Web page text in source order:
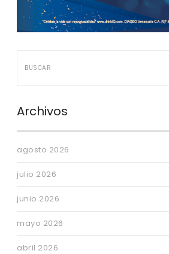
Archivos
agosto 2026
julio 2026
junio 2026
mayo 2026
abril 2026